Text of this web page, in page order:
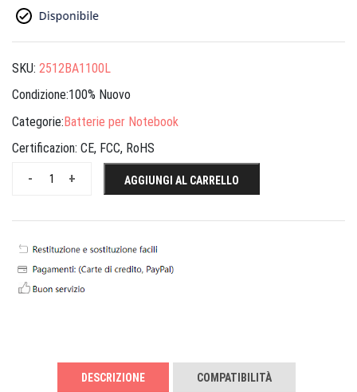
SKU: 2512BA1100L
Condizione:100% Nuovo
Categorie:Batterie per Notebook
Certificazion: CE, FCC, RoHS
+
- AGGIUNGI AL CARRELLO
DESCRIZIONE COMPATIBILITÀ